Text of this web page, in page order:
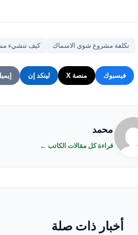
تكلفة مشروع شوي الاسماك كيف تنشيء
فيسبوك منصة X لينكد إن
محمد
قراءة كل مقالات الكاتب ←
أخبار ذات صلة